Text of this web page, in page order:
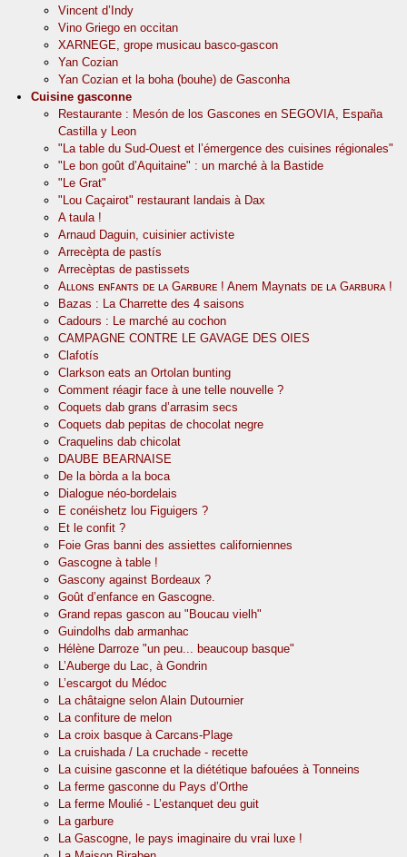
Vincent d’Indy
Vino Griego en occitan
XARNEGE, grope musicau basco-gascon
Yan Cozian
Yan Cozian et la boha (bouhe) de Gasconha
Cuisine gasconne
Restaurante : Mesón de los Gascones en SEGOVIA, España
Castilla y Leon
"La table du Sud-Ouest et l’émergence des cuisines régionales"
"Le bon goût d’Aquitaine" : un marché à la Bastide
"Le Grat"
"Lou Caçairot" restaurant landais à Dax
A taula !
Arnaud Daguin, cuisinier activiste
Arrecèpta de pastís
Arrecèptas de pastissets
Aʟʟᴏɴs ᴇɴꜰᴀɴᴛs ᴅᴇ ʟᴀ Gᴀʀʙᴜʀᴇ ! Anem Maynats ᴅᴇ ʟᴀ Gᴀʀʙᴜʀᴀ !
Bazas : La Charrette des 4 saisons
Cadours : Le marché au cochon
CAMPAGNE CONTRE LE GAVAGE DES OIES
Clafotís
Clarkson eats an Ortolan bunting
Comment réagir face à une telle nouvelle ?
Coquets dab grans d’arrasim secs
Coquets dab pepitas de chocolat negre
Craquelins dab chicolat
DAUBE BEARNAISE
De la bòrda a la boca
Dialogue néo-bordelais
E conéishetz lou Figuigers ?
Et le confit ?
Foie Gras banni des assiettes californiennes
Gascogne à table !
Gascony against Bordeaux ?
Goût d’enfance en Gascogne.
Grand repas gascon au "Boucau vielh"
Guindolhs dab armanhac
Hélène Darroze "un peu... beaucoup basque"
L’Auberge du Lac, à Gondrin
L’escargot du Médoc
La châtaigne selon Alain Dutournier
La confiture de melon
La croix basque à Carcans-Plage
La cruishada / La cruchade - recette
La cuisine gasconne et la diététique bafouées à Tonneins
La ferme gasconne du Pays d’Orthe
La ferme Moulié - L’estanquet deu guit
La garbure
La Gascogne, le pays imaginaire du vrai luxe !